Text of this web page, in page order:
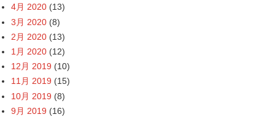
4月 2020 (13)
3月 2020 (8)
2月 2020 (13)
1月 2020 (12)
12月 2019 (10)
11月 2019 (15)
10月 2019 (8)
9月 2019 (16)